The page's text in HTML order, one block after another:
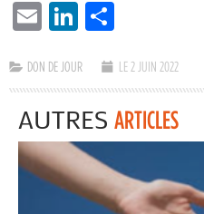
EMAIL LINKEDIN
DON DE JOUR LE 2 JUIN 2022
AUTRES ARTICLES